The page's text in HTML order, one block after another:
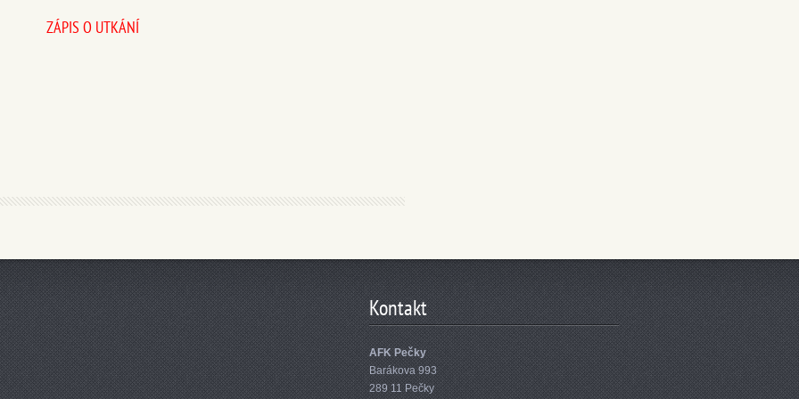
ZÁPIS O UTKÁNÍ
Kontakt
AFK Pečky
Barákova 993
289 11 Pečky